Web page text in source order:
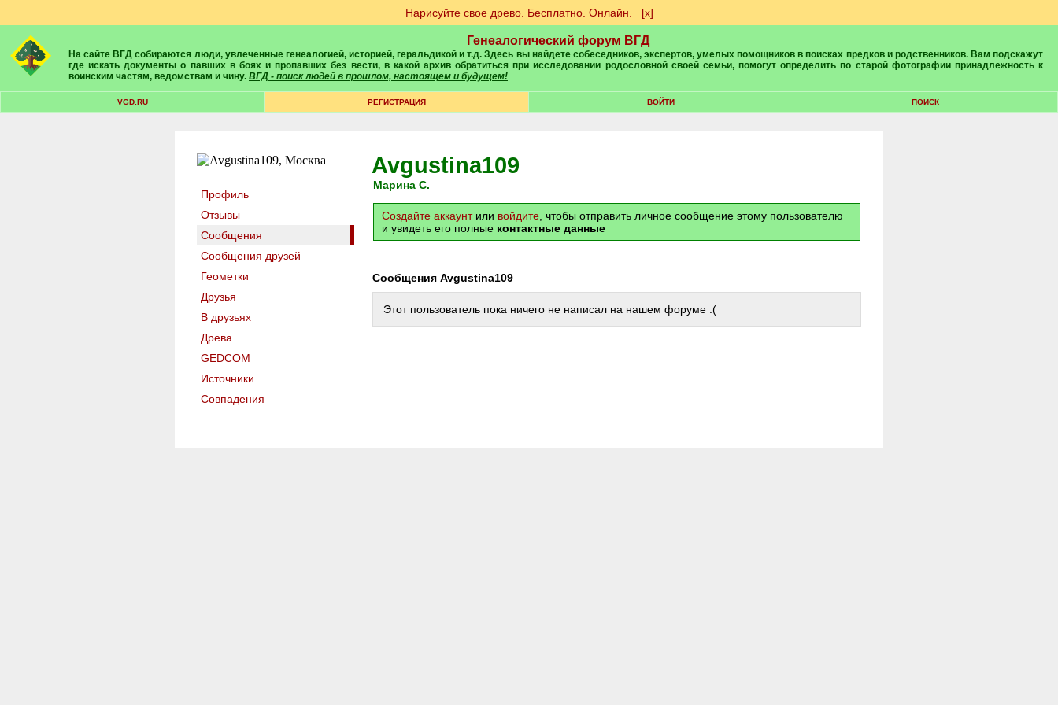
Нарисуйте свое древо. Бесплатно. Онлайн. [х]
Генеалогический форум ВГД
На сайте ВГД собираются люди, увлеченные генеалогией, историей, геральдикой и т.д. Здесь вы найдете собеседников, экспертов, умелых помощников в поисках предков и родственников. Вам подскажут
где искать документы о павших в боях и пропавших без вести, в какой архив обратиться при исследовании родословной своей семьи, помогут определить по старой фотографии принадлежность к
воинским частям, ведомствам и чину. ВГД - поиск людей в прошлом, настоящем и будущем!
VGD.RU РЕГИСТРАЦИЯ ВОЙТИ ПОИСК
Профиль
Отзывы
Сообщения
Сообщения друзей
Геометки
Друзья
В друзьях
Древа
GEDCOM
Источники
Совпадения
Avgustina109
Марина С.
Создайте аккаунтили войдите , чтобы отправить личное сообщение этому пользователю
и увидеть его полные контактные данные
Сообщения Avgustina109
Этот пользователь пока ничего не написал на нашем форуме :(